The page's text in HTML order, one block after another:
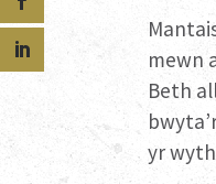
mewn
Beth
yr